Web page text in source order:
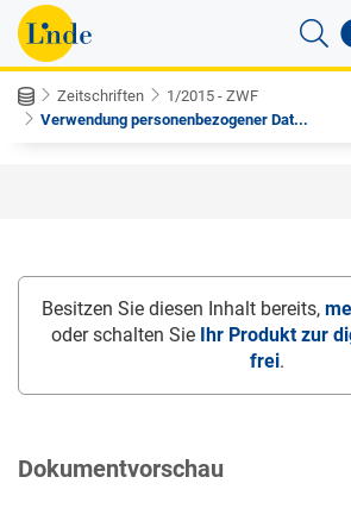
Zeitschriften
1/2015 - ZWF
Verwendung personenbezogener Dat...
Besitzen Sie diesen Inhalt bereits,
oder schalten Sie Ihr Produkt zur
frei.
Dokumentvorschau